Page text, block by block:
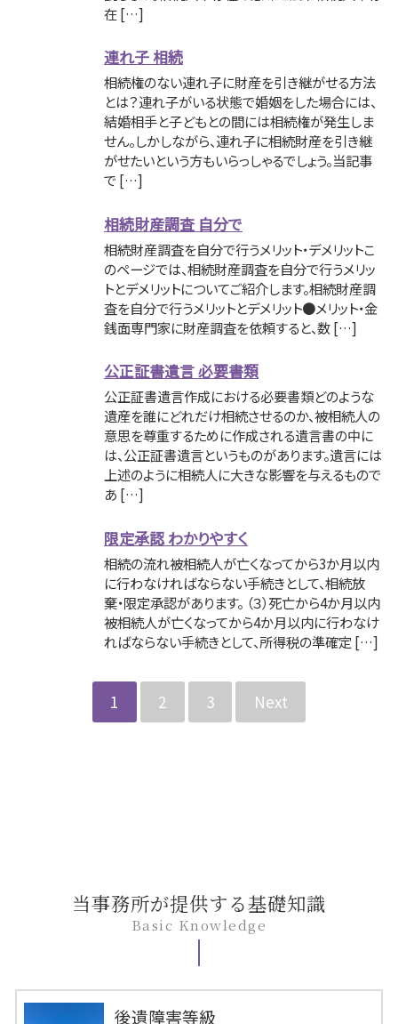
在 […]
連れ子 相続
相続権のない連れ子に財産を引き継がせる方法
とは？連れ子がいる状態で婚姻をした場合には、
結婚相手と子どもとの間には相続権が発生しま
せん。しかしながら、連れ子に相続財産を引き継
がせたいという方もいらっしゃるでしょう。当記事
で […]
相続財産調査 自分で
相続財産調査を自分で行うメリット・デメリットこ
のページでは、相続財産調査を自分で行うメリッ
トとデメリットについてご紹介します。相続財産調
査を自分で行うメリットとデメリット●メリット・金
銭面専門家に財産調査を依頼すると、数 […]
公正証書遺言 必要書類
公正証書遺言作成における必要書類どのような
遺産を誰にどれだけ相続させるのか、被相続人の
意思を尊重するために作成される遺言書の中に
は、公正証書遺言というものがあります。遺言には
上述のように相続人に大きな影響を与えるもので
あ […]
限定承認 わかりやすく
相続の流れ被相続人が亡くなってから3か月以内
に行わなければならない手続きとして、相続放
棄・限定承認があります。 （３）死亡から4か月以内
被相続人が亡くなってから4か月以内に行わなけ
ればならない手続きとして、所得税の準確定 […]
1 2 3 Next
当事務所が提供する基礎知識
Basic Knowledge
後遺障害等級